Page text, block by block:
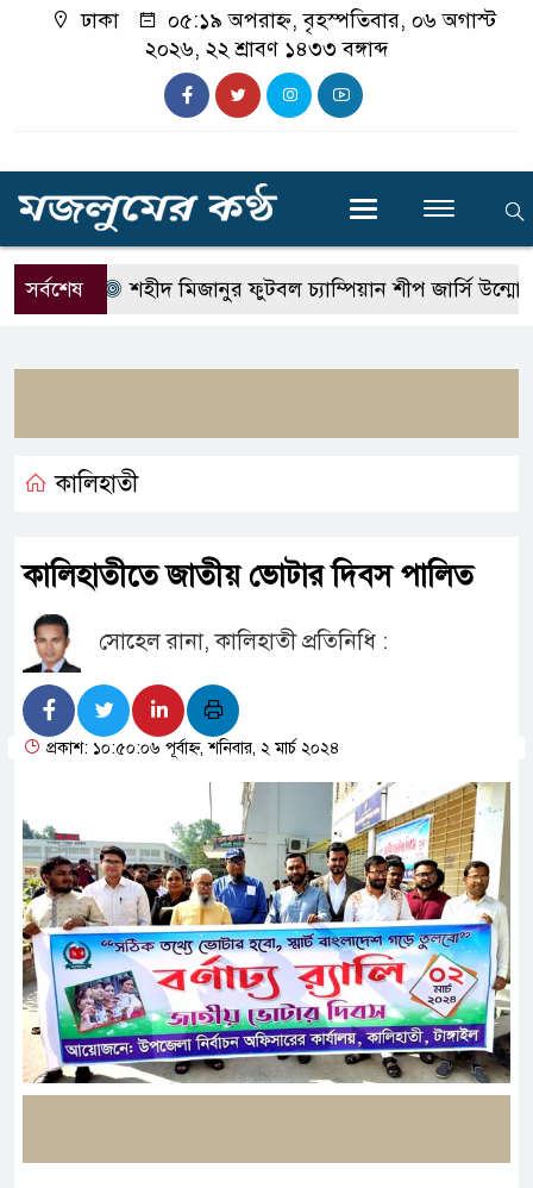
ঢাকা
০৫:১৯ অপরাহ্ন, বৃহস্পতিবার, ০৬ অগাস্ট
২০২৬, ২২ শ্রাবণ ১৪৩৩ বঙ্গাব্দ
সর্বশেষ শহীদ মিজানুর ফুটবল চ্যাম্পিয়ান শীপ জার্সি উন্মোচন
কালিহাতী
কালিহাতীতে জাতীয় ভোটার দিবস পালিত
সোহেল রানা, কালিহাতী প্রতিনিধি :
প্রকাশ: ১০:৫০:০৬ পূর্বাহ্ন, শনিবার, ২ মার্চ ২০২৪